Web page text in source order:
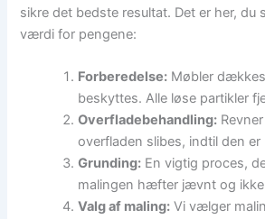
sikre det bedste resultat. Det er her, du
værdi for pengene:
Forberedelse: Møbler
beskyttes. Alle løse partikler
Overfladebehandling:
overfladen slibes, indtil den er
Grunding: En vigtig proces,
malingen hæfter jævnt og
Valg af maling: Vi vælger